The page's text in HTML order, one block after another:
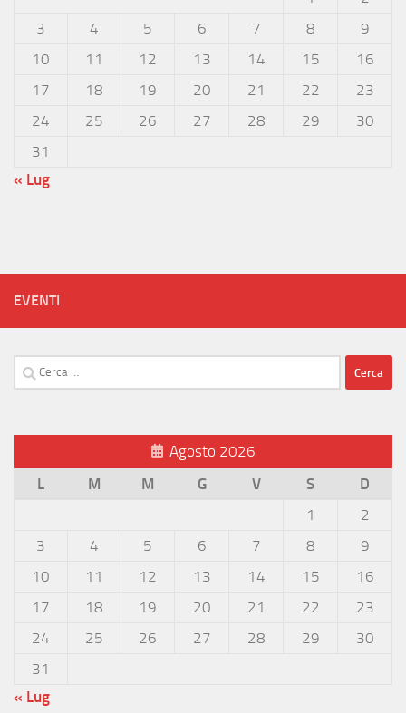
3
4 5 6 7 8
9
10
11 12 13 14 15
16
17
18 19 20 21 22
23
24
25 26 27 28 29
30
31
« Lug
EVENTI
Ricerca
per:
Agosto 2026
L
M M G V S
D
1
2
3
4 5 6 7 8
9
10
11 12 13 14 15
16
17
18 19 20 21 22
23
24
25 26 27 28 29
30
31
« Lug